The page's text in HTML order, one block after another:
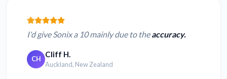
I'd give Sonix a 10 mainly due to theaccuracy.
CH Cliff H.
Auckland, New Zealand